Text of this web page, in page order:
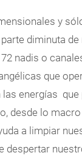
y
diminuta de
nadis o
que
energías que
desde lo
a limpiar
despertar